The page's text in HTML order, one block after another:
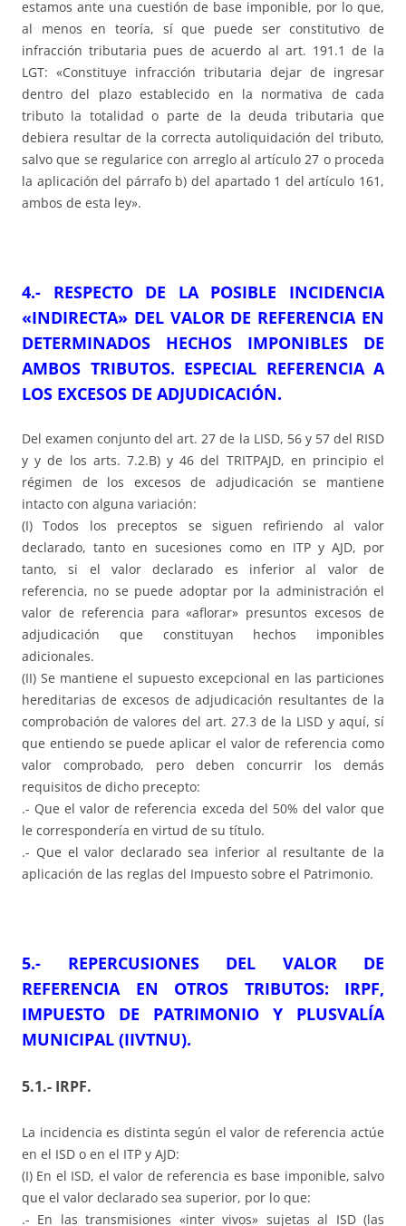
estamos ante una cuestión de base imponible, por lo que,
al menos en teoría, sí que puede ser constitutivo de
infracción tributaria pues de acuerdo al art. 191.1 de la
LGT: «Constituye infracción tributaria dejar de ingresar
dentro del plazo establecido en la normativa de cada
tributo la totalidad o parte de la deuda tributaria que
debiera resultar de la correcta autoliquidación del tributo,
salvo que se regularice con arreglo al artículo 27 o proceda
la aplicación del párrafo b) del apartado 1 del artículo 161,
ambos de esta ley».
4.- RESPECTO DE LA POSIBLE INCIDENCIA
«INDIRECTA» DEL VALOR DE REFERENCIA EN
DETERMINADOS HECHOS IMPONIBLES DE
AMBOS TRIBUTOS. ESPECIAL REFERENCIA A
LOS EXCESOS DE ADJUDICACIÓN.
Del examen conjunto del art. 27 de la LISD, 56 y 57 del RISD
y y de los arts. 7.2.B) y 46 del TRITPAJD, en principio el
régimen de los excesos de adjudicación se mantiene
intacto con alguna variación:
(I) Todos los preceptos se siguen refiriendo al valor
declarado, tanto en sucesiones como en ITP y AJD, por
tanto, si el valor declarado es inferior al valor de
referencia, no se puede adoptar por la administración el
valor de referencia para «aflorar» presuntos excesos de
adjudicación que constituyan hechos imponibles
adicionales.
(II) Se mantiene el supuesto excepcional en las particiones
hereditarias de excesos de adjudicación resultantes de la
comprobación de valores del art. 27.3 de la LISD y aquí, sí
que entiendo se puede aplicar el valor de referencia como
valor comprobado, pero deben concurrir los demás
requisitos de dicho precepto:
.- Que el valor de referencia exceda del 50% del valor que
le correspondería en virtud de su título.
.- Que el valor declarado sea inferior al resultante de la
aplicación de las reglas del Impuesto sobre el Patrimonio.
5.- REPERCUSIONES DEL VALOR DE
REFERENCIA EN OTROS TRIBUTOS: IRPF,
IMPUESTO DE PATRIMONIO Y PLUSVALÍA
MUNICIPAL (IIVTNU).
5.1.- IRPF.
La incidencia es distinta según el valor de referencia actúe
en el ISD o en el ITP y AJD:
(I) En el ISD, el valor de referencia es base imponible, salvo
que el valor declarado sea superior, por lo que:
.- En las transmisiones «inter vivos» sujetas al ISD (las